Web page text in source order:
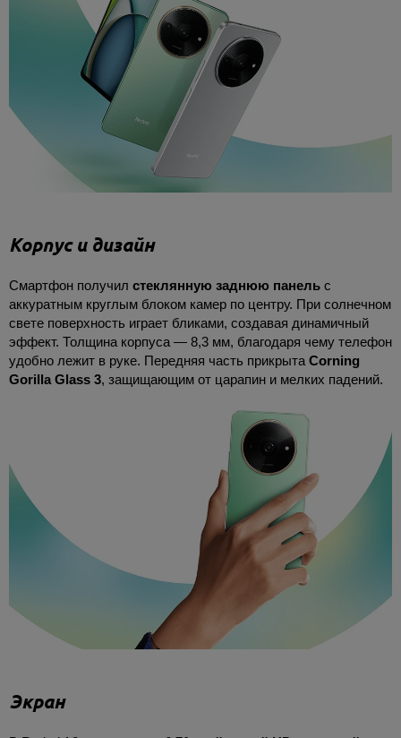
Корпус и дизайн
Смартфон получил стеклянную заднюю панель с
аккуратным круглым блоком камер по центру. При солнечном
свете поверхность играет бликами, создавая динамичный
эффект. Толщина корпуса — 8,3 мм, благодаря чему телефон
удобно лежит в руке. Передняя часть прикрыта Corning
Gorilla Glass 3, защищающим от царапин и мелких падений.
Экран